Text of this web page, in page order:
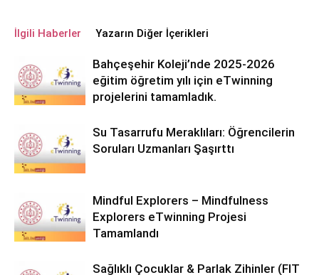
İlgili Haberler Yazarın Diğer İçerikleri
Bahçeşehir Koleji’nde 2025-2026
eğitim öğretim yılı için eTwinning
projelerini tamamladık.
Su Tasarrufu Meraklıları: Öğrencilerin
Soruları Uzmanları Şaşırttı
Mindful Explorers – Mindfulness
Explorers eTwinning Projesi
Tamamlandı
Sağlıklı Çocuklar & Parlak Zihinler (FIT